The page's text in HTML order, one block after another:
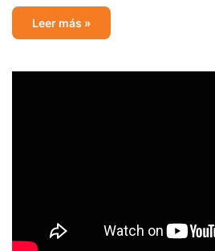
Leer más »